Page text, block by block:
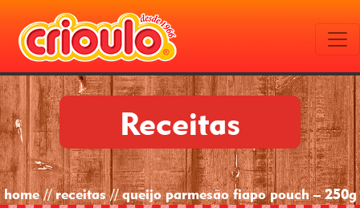
Receitas
home // receitas // queijo parmesão fiapo pouch – 250g